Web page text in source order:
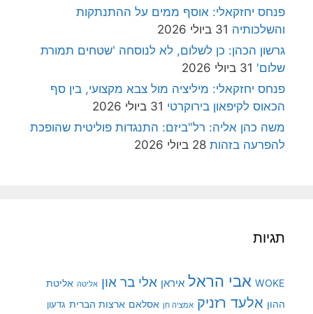
פנחס יחזקאלי: אוסף ממים על ההתנתקות
והשלכותיה 31 ביולי 2026
גרשון הכהן: כן לשלום, לא לנוסחה 'שטחים תמורת
שלום' 31 ביולי 2026
פנחס יחזקאלי: מיליציה מול צבא מקצועי, בין סף
הכאוס לקיפאון בירוקרטי 31 ביולי 2026
משה כהן אליה: רל"ביזם: התנגדות פוליטית שהופכת
להפרעה בזהות 28 ביולי 2026
תגיות
WOKE אבי הראל איראן אלי בר און אליטה אליטת
ההון אלעד רזניק אמציה חן אסלאם ארצות הברית גדעון